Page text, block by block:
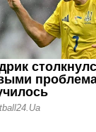
12.07.26 12:31
Ротань:
слабое
последних